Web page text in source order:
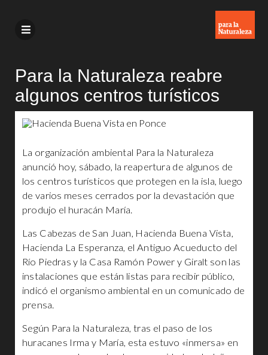
Para la Naturaleza reabre
algunos centros turísticos
La organización ambiental Para la Naturaleza
anunció hoy, sábado, la reapertura de algunos de
los centros turísticos que protegen en la isla, luego
de varios meses cerrados por la devastación que
produjo el huracán María.
Las Cabezas de San Juan, Hacienda Buena Vista,
Hacienda La Esperanza, el Antiguo Acueducto del
Río Piedras y la Casa Ramón Power y Giralt son las
instalaciones que están listas para recibir público,
indicó el organismo ambiental en un comunicado de
prensa.
Según Para la Naturaleza, tras el paso de los
huracanes Irma y María, esta estuvo «inmersa» en